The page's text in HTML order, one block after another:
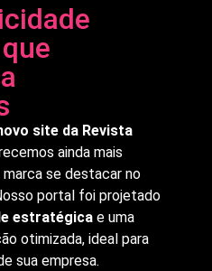
site da Revista
ainda mais
se destacar no
portal foi projetado
estratégica e uma
otimizada, ideal para
sua empresa.